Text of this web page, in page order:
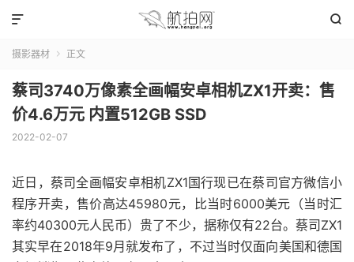


摄影器材  正文
蔡司3740万像素全画幅安卓相机ZX1开卖：售
价4.6万元 内置512GB SSD
2022-02-07
近日，蔡司全画幅安卓相机ZX1国行现已在蔡司官方微信小
程序开卖，售价高达45980元，比当时6000美元（当时汇
率约40300元人民币）贵了不少，据称仅有22台。蔡司ZX1
其实早在2018年9月就发布了，不过当时仅面向美国和德国